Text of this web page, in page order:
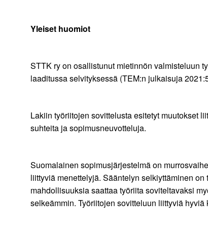
Yleiset huomiot
STTK ry on osallistunut mietinnön valmisteluun
laaditussa selvityksessä (TEM:n julkaisuja
Lakiin työriitojen sovittelusta esitetyt muutokset
suhteita ja sopimusneuvotteluja.
Suomalainen sopimusjärjestelmä on
liittyviä menettelyjä. Sääntelyn selkiyttäminen
mahdollisuuksia saattaa työriita soviteltavaksi
selkeämmin. Työriitojen sovitteluun liittyviä